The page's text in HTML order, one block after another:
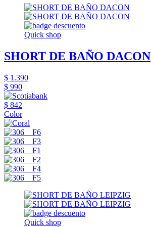
Quick shop
SHORT DE BAÑO DACON
$ 1.390
$ 990
$ 842
Color
Quick shop